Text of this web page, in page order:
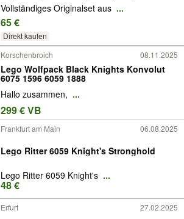
Vollständiges Originalset aus ...
65 €
Direkt kaufen
Korschenbroich 08.11.2025
Lego Wolfpack Black Knights Konvolut
6075 1596 6059 1888
Hallo zusammen, ...
299 € VB
Frankfurt am Main 06.08.2025
Lego Ritter 6059 Knight's Stronghold
Lego Ritter 6059 Knight's ...
48 €
Erfurt 27.02.2025